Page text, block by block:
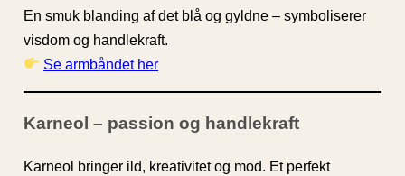
En smuk blanding af det blå og gyldne – symboliserer
visdom og handlekraft.
Se armbåndet her
Karneol – passion og handlekraft
Karneol bringer ild, kreativitet og mod. Et perfekt